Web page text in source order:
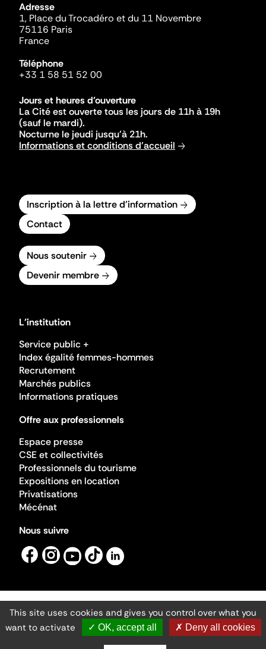
Adresse
1, Place du Trocadéro et du 11 Novembre
75116 Paris
France
Téléphone
+33 1 58 51 52 00
Jours et heures d'ouverture
La Cité est ouverte tous les jours de 11h à 19h
(sauf le mardi).
Nocturne le jeudi jusqu'à 21h.
Informations et conditions d'accueil
Inscription à la lettre d'information
Contact
Nous soutenir
Devenir membre
L'institution
Service public +
Index égalité femmes-hommes
Recrutement
Marchés publics
Informations pratiques
Offre aux professionnels
Espace presse
CSE et collectivités
Professionnels du tourisme
Expositions en location
Privatisations
Mécénat
Nous suivre
Mentions légales
Gestion des cookies
Accessibilité numérique
Ministère de la Culture ©2026
- Cité de l'architecture et du patrimoine
This site uses cookies and gives you control over what you
want to activate
✓ OK, accept all ✗ Deny all cookies